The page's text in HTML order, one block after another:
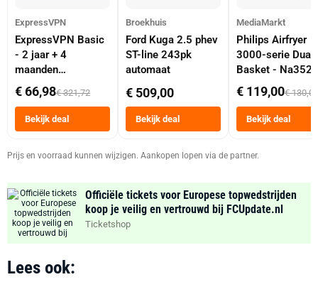
ExpressVPN
ExpressVPN Basic
- 2 jaar + 4
maanden
abonnement
€ 66,98€ 321,72
Bekijk deal
Broekhuis
Ford Kuga 2.5 phev
ST-line 243pk
automaat
€ 509,00
Bekijk deal
MediaMarkt
Philips Airfryer
3000-serie Dual
Basket -
Dubbele Mand 9
Tot 6 Personen
Heteluchtfriteuse
Zwart
€ 119,00€ 130,00
Bekijk deal
Prijs en voorraad kunnen wijzigen. Aankopen lopen via de partner.
Officiële tickets voor Europese topwedstrijden
koop je veilig en vertrouwd bij FCUpdate.nl
Ticketshop
Lees ook: